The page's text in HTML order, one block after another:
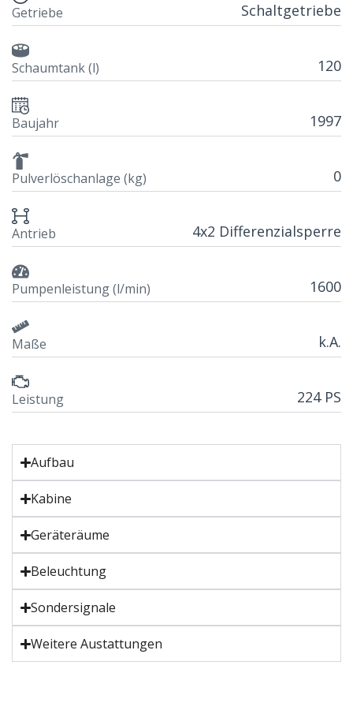
Getriebe Schaltgetriebe
Schaumtank (l) 120
Baujahr 1997
Pulverlöschanlage (kg) 0
Antrieb 4x2 Differenzialsperre
Pumpenleistung (l/min) 1600
Maße k.A.
Leistung 224 PS
Aufbau
Kabine
Geräteräume
Beleuchtung
Sondersignale
Weitere Austattungen